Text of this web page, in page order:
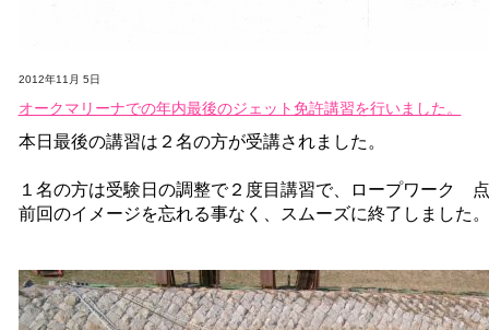
2012年11月 5日
オークマリーナでの年内最後のジェット免許講習を行いました。
本日最後の講習は２名の方が受講されました。
１名の方は受験日の調整で２度目講習で、ロープワーク
前回のイメージを忘れる事なく、スムーズに終了しました。